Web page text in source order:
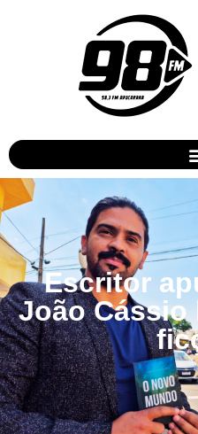
Escritor
João Cássio